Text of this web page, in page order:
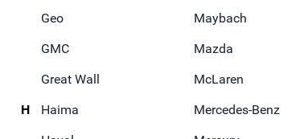
Geo
GMC
Great Wall
H
Haima
Maybach
Mazda
McLaren
Mercedes-Benz